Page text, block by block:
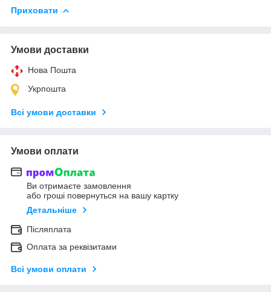
Приховати
Умови доставки
Нова Пошта
Укрпошта
Всі умови доставки
Умови оплати
Ви отримаєте замовлення
або гроші повернуться на вашу картку
Детальніше
Післяплата
Оплата за реквізитами
Всі умови оплати